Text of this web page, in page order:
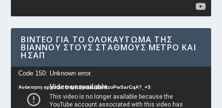
ΒΊΝΤΕΟ ΓΙΑ ΤΟ ΟΛΟΚΑΎΤΩΜΑ ΤΗΣ
ΒΙΆΝΝΟΥ ΣΤΟΥΣ ΣΤΑΘΜΟΎΣ ΜΕΤΡΟ ΚΑΙ
ΗΣΑΠ
Πρόγραμμα
Αναπαραγωγής
Βίντεο
Code 150: Unknown error.
Ανάκτηση αρχείου: https://youtu.be/AzoPwSarCqA?_=3